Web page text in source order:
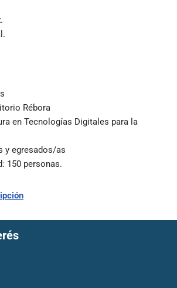
Rébora
en Tecnologías Digitales para la
y egresados/as
: 150 personas.